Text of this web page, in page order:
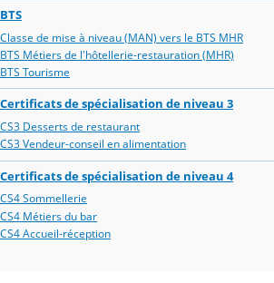
BTS
Classe de mise à niveau (MAN) vers le BTS MHR
BTS Métiers de l'hôtellerie-restauration (MHR)
BTS Tourisme
Certificats de spécialisation de niveau 3
CS3 Desserts de restaurant
CS3 Vendeur-conseil en alimentation
Certificats de spécialisation de niveau 4
CS4 Sommellerie
CS4 Métiers du bar
CS4 Accueil-réception